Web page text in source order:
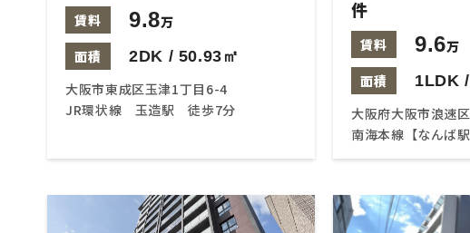
賃料 9.8万
面積
2DK / 50.93㎡
大阪市東成区玉津1丁目6-4
JR環状線 玉造駅 徒歩7分
件
賃料 9.6万
面積
1LDK
大阪府大阪市浪速
南海本線【なんば